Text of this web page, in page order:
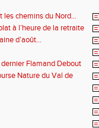
les chemins du Nord…
à l’heure de la retraite
d’août…
Flamand Debout
Nature du Val de